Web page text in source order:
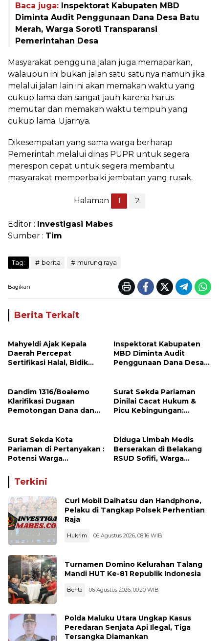
Baca juga: Inspektorat Kabupaten MBD
Diminta Audit Penggunaan Dana Desa Batu
Merah, Warga Soroti Transparansi
Pemerintahan Desa
Masyarakat pengguna jalan juga memaparkan,
walaupun ini bukan jalan satu satunya namun jika
melalui jalan lain ini akan memakan waktu yang
cukup lama dan sangat jauh karena harus
memutar dan memakan waktu tempuh yang
cukup lama. Ujarnya.
Dikesempatan yang sama warga berharap
Pemerintah melalui dinas PUPR untuk segera
merespon cepat untuk segera membantu
masyarakat memperbaiki jembatan yang rusak.
Halaman 1 2
Editor : Investigasi Mabes
Sumber : Tim
Tag: berita murung raya
Bagikan
Berita Terkait
Mahyeldi Ajak Kepala
Daerah Percepat
Sertifikasi Halal, Bidik
Inspektorat Kabupaten
MBD Diminta Audit
Penggunaan Dana Desa
Pemerintahan Desa
Dandim 1316/Boalemo
Klarifikasi Dugaan
Pemotongan Dana dan
Surat Sekda Pariaman
Dinilai Cacat Hukum &
Picu Kebingungan:
Warga Maju Jadi Anggota
BPD
Surat Sekda Kota
Pariaman di Pertanyakan :
Potensi Warga
Diduga Limbah Medis
Berserakan di Belakang
RSUD Sofifi, Warga
Terkini
Curi Mobil Daihatsu dan Handphone,
Pelaku di Tangkap Polsek Perhentian
Raja
Hukrim 06 Agustus 2026, 08:16 WIB
Turnamen Domino Kelurahan Talang
Mandi HUT Ke-81 Republik Indonesia
Berita 06 Agustus 2026, 00:20 WIB
Polda Maluku Utara Ungkap Kasus
Peredaran Senjata Api Ilegal, Tiga
Tersangka Diamankan